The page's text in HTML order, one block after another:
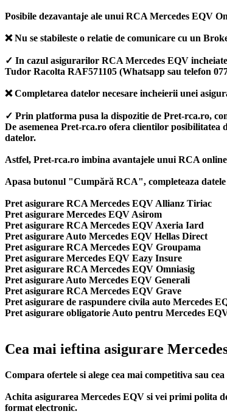
Posibile dezavantaje ale unui RCA Mercedes EQV
❌ Nu se stabileste o relatie de comunicare cu un
✓ In cazul asigurarilor RCA Mercedes EQV
Tudor Racolta RAF571105 (Whatsapp sau telefon
❌ Completarea datelor necesare incheierii unei
✓ Prin platforma pusa la dispozitie de Pret-rca.ro,
De asemenea Pret-rca.ro ofera clientilor
datelor.
Astfel, Pret-rca.ro imbina avantajele unui RCA
Apasa butonul "Cumpără RCA", completeaza
Pret asigurare RCA Mercedes EQV Allianz Tiriac
Pret asigurare Mercedes EQV Asirom
Pret asigurare RCA Mercedes EQV Axeria Iard
Pret asigurare Auto Mercedes EQV Hellas Direct
Pret asigurare RCA Mercedes EQV Groupama
Pret asigurare Mercedes EQV Eazy Insure
Pret asigurare RCA Mercedes EQV Omniasig
Pret asigurare Auto Mercedes EQV Generali
Pret asigurare RCA Mercedes EQV Grave
Pret asigurare de raspundere civila auto Mercedes
Pret asigurare obligatorie Auto pentru Mercedes
Cea mai ieftina asigurare
Compara ofertele si alege cea mai competitiva sau
Achita asigurarea Mercedes EQV si vei primi polita
format electronic.